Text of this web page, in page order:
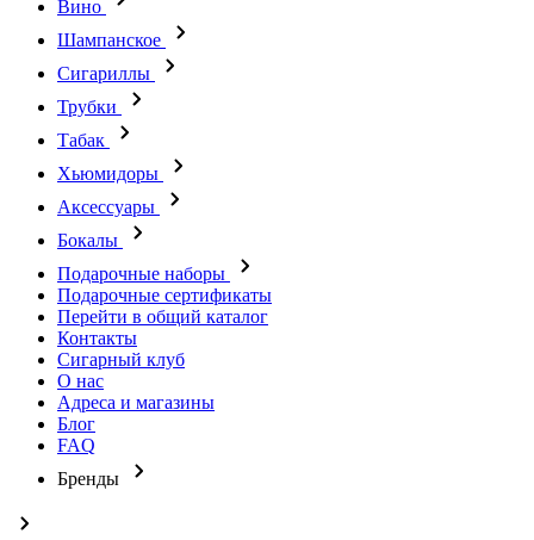
Вино
Шампанское
Сигариллы
Трубки
Табак
Хьюмидоры
Аксессуары
Бокалы
Подарочные наборы
Подарочные сертификаты
Перейти в общий каталог
Контакты
Сигарный клуб
О нас
Адреса и магазины
Блог
FAQ
Бренды